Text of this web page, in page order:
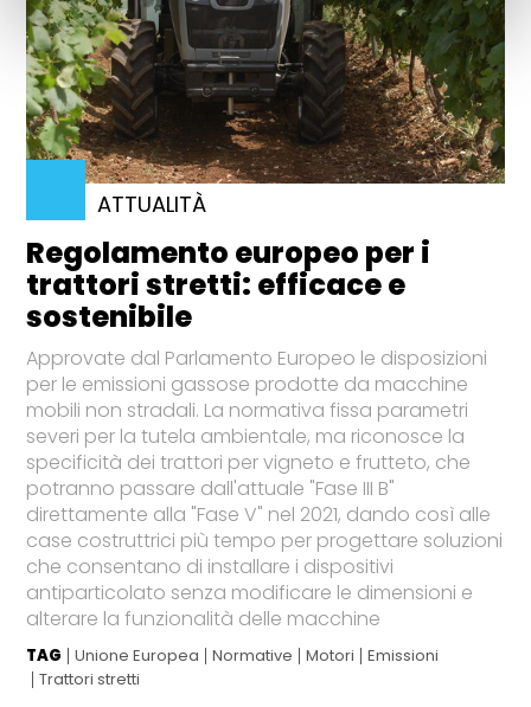
ATTUALITÀ
Regolamento europeo per i
trattori stretti: efficace e
sostenibile
Approvate dal Parlamento Europeo le disposizioni
per le emissioni gassose prodotte da macchine
mobili non stradali. La normativa fissa parametri
severi per la tutela ambientale, ma riconosce la
specificità dei trattori per vigneto e frutteto, che
potranno passare dall'attuale "Fase III B"
direttamente alla "Fase V" nel 2021, dando così alle
case costruttrici più tempo per progettare soluzioni
che consentano di installare i dispositivi
antiparticolato senza modificare le dimensioni e
alterare la funzionalità delle macchine
TAG Unione Europea Normative Motori
Emissioni
Trattori stretti